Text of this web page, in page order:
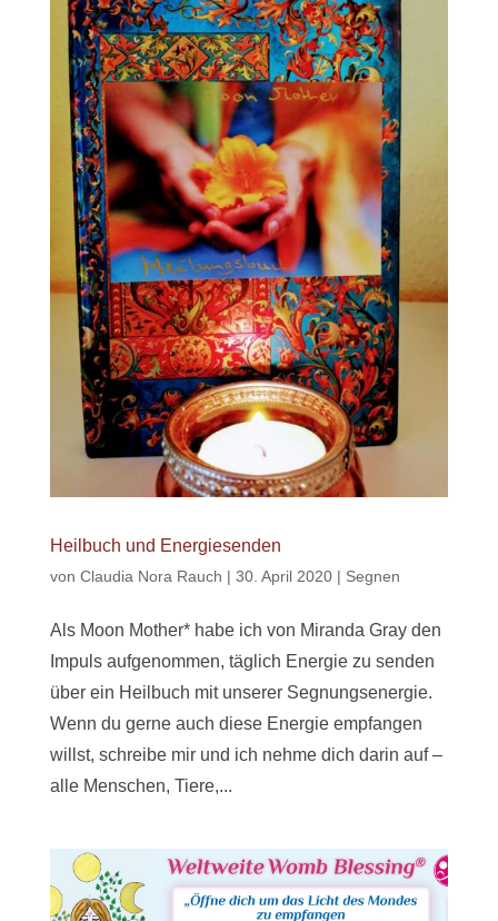
Heilbuch und Energiesenden
von Claudia Nora Rauch | 30. April 2020| Segnen
Als Moon Mother* habe ich von Miranda Gray den
Impuls aufgenommen, täglich Energie zu senden
über ein Heilbuch mit unserer Segnungsenergie.
Wenn du gerne auch diese Energie empfangen
willst, schreibe mir und ich nehme dich darin auf –
alle Menschen, Tiere,...